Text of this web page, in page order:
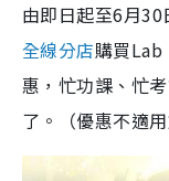
由即日起至6月
全線分店購買Lab
惠，忙功課、忙
了。（優惠不適